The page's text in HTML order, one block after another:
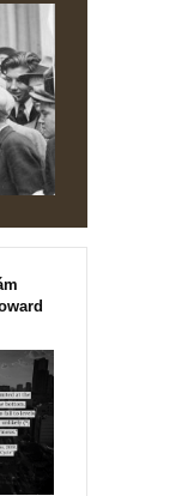
02.2020
trang,
đám